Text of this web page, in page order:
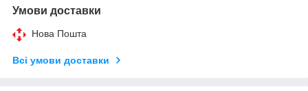
Умови доставки
Нова Пошта
Всі умови доставки